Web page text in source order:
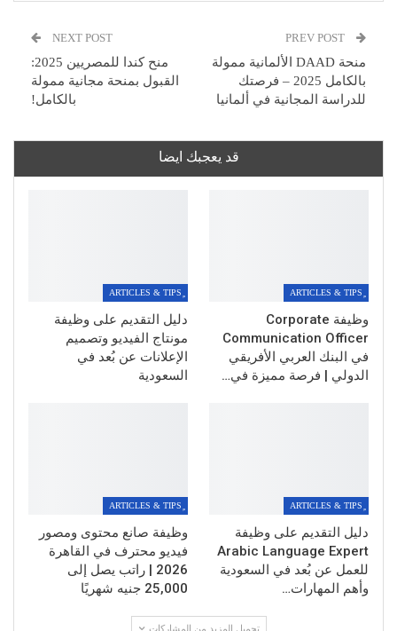
منحة DAAD الألمانية ممولة
بالكامل 2025 – فرصتك
للدراسة المجانية في ألمانيا
NEXT POST
منح كندا للمصريين 2025:
القبول بمنحة مجانية ممولة
بالكامل!
قد يعجبك ايضا
وظيفة Corporate
Communication Officer
في البنك العربي الأفريقي
الدولي | فرصة مميزة في…
دليل التقديم على وظيفة
مونتاج الفيديو وتصميم
الإعلانات عن بُعد في
السعودية
دليل التقديم على وظيفة
Arabic Language Expert
للعمل عن بُعد في السعودية
وأهم المهارات…
وظيفة صانع محتوى ومصور
فيديو محترف في القاهرة
2026 | راتب يصل إلى
25,000 جنيه شهريًا
تحميل المزيد من المشاركات